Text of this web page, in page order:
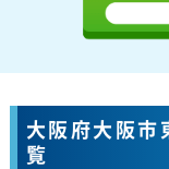
大阪府大阪市
覧